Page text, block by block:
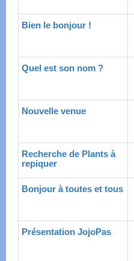
Bien le bonjour !
Quel est son nom ?
Nouvelle venue
Recherche de Plants à
repiquer
Bonjour à toutes et tous
Présentation JojoPas